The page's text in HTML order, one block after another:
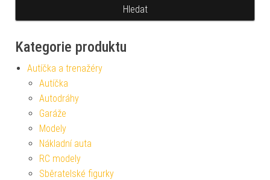
Kategorie produktu
Autíčka a trenažéry
Autíčka
Autodráhy
Garáže
Modely
Nákladní auta
RC modely
Sběratelské figurky